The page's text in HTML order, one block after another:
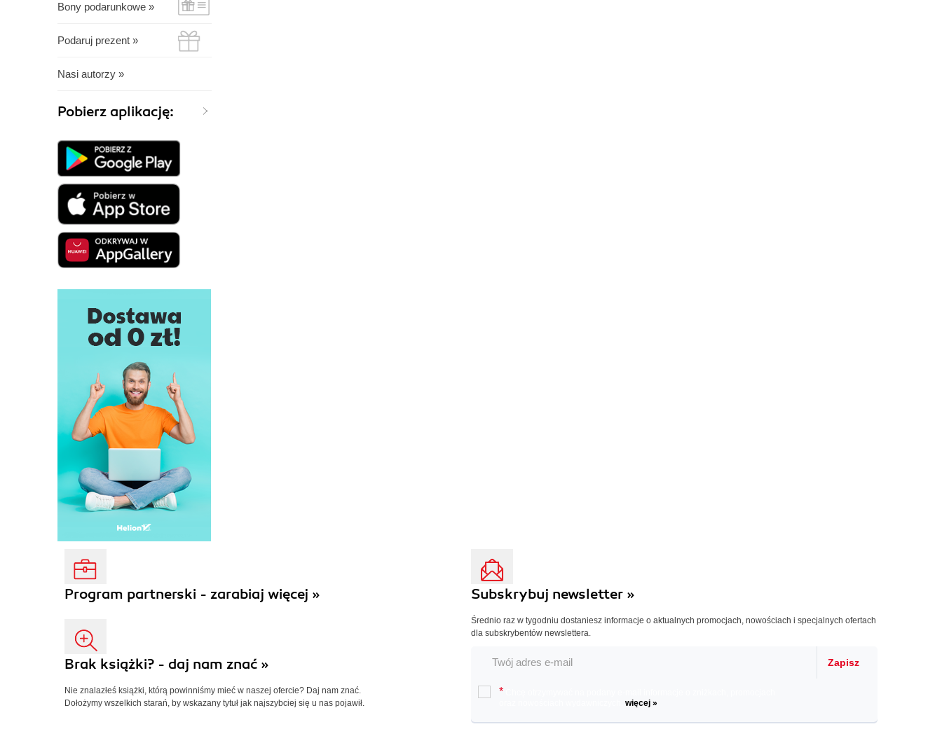
Bony podarunkowe »
Podaruj prezent »
Nasi autorzy »
Pobierz aplikację:
Program partnerski - zarabiaj więcej »
Brak książki? - daj nam znać »
Nie znalazłeś książki, którą powinniśmy mieć w naszej ofercie? Daj nam znać.
Dołożymy wszelkich starań, by wskazany tytuł jak najszybciej się u nas pojawił.
Subskrybuj newsletter »
Średnio raz w tygodniu dostaniesz informacje o aktualnych promocjach, nowościach i specjalnych ofertach
dla subskrybentów newslettera.
Zapisz
*
więcej »